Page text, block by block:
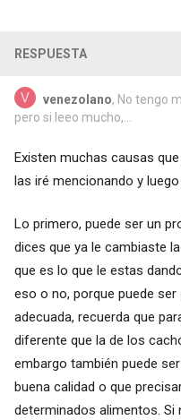
RESPUESTA
venezolano, No tengo
pero si leeo mucho,...
Existen muchas causas
las iré mencionando y
Lo primero, puede ser un
dices que ya le cambiaste
que es lo que le estas
eso o no, porque puede
adecuada, recuerda que
diferente que la de los
embargo también puede
buena calidad o que
determinados alimentos. Si